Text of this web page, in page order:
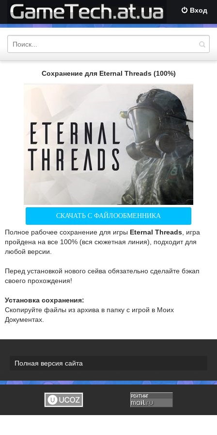
Вход
Сохранение для Eternal Threads (100%)
СКАЧАТЬ С ФАЙЛООБМЕННИКА
Полное рабочее сохранение для игры Eternal Threads , игра
пройдена на все 100% (вся сюжетная линия), подходит для
любой версии.
Перед установкой нового сейва обязательно сделайте бэкап
своего прохождения!
Установка сохранения:
Скопируйте файлы из архива в папку с игрой в Моих
Документах.
Полная версия сайта